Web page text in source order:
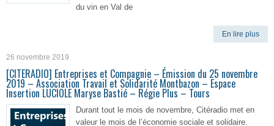
du vin en Val de
En lire plus
26 novembre 2019
[CITERADIO] Entreprises et Compagnie – Émission du 25 novembre
2019 – Association Travail et Solidarité Montbazon – Espace
Insertion LUCIOLE Maryse Bastié – Régie Plus – Tours
Durant tout le mois de novembre, Citéradio met en
valeur le mois de l’économie sociale et solidaire.